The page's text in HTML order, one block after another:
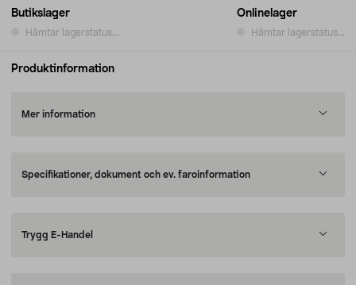
Butikslager
Hämtar lagerstatus...
Onlinelager
Hämtar lagerstatus...
Produktinformation
Mer information
Specifikationer, dokument och ev. faroinformation
Trygg E-Handel